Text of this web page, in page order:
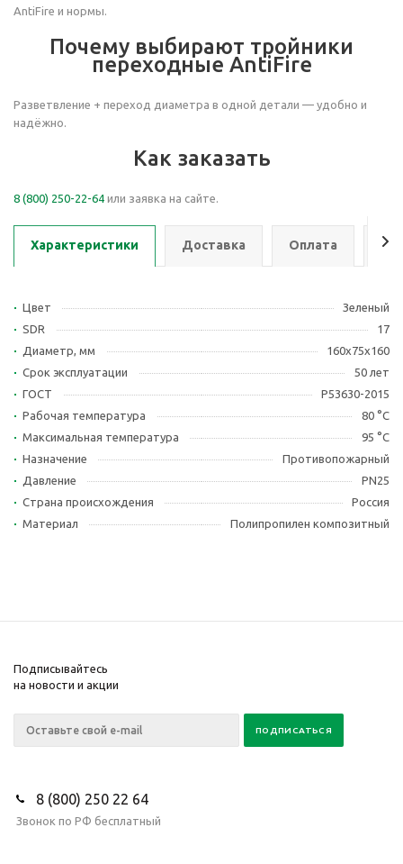
AntiFire и нормы.
Почему выбирают тройники
переходные AntiFire
Разветвление + переход диаметра в одной детали — удобно и
надёжно.
Как заказать
8 (800) 250-22-64 или заявка на сайте.
Характеристики Доставка Оплата
Цвет
Зеленый
SDR
17
Диаметр, мм
160х75х160
Срок эксплуатации
50 лет
ГОСТ
Р53630-2015
Рабочая температура
80 °С
Максимальная температура
95 °С
Назначение
Противопожарный
Давление
PN25
Страна происхождения
Россия
Материал
Полипропилен композитный
Подписывайтесь
на новости и акции
8 (800) 250 22 64
Звонок по РФ бесплатный